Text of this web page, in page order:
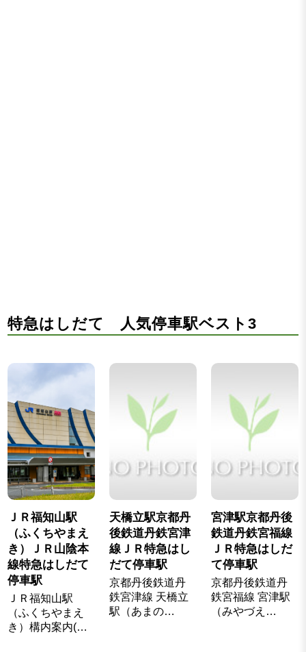
特急はしだて 人気停車駅ベスト3
ＪＲ福知山駅
（ふくちやまえ
き）ＪＲ山陰本
線特急はしだて
停車駅
ＪＲ福知山駅
（ふくちやまえ
き）構内案内(…
天橋立駅京都丹
後鉄道丹鉄宮津
線ＪＲ特急はし
だて停車駅
京都丹後鉄道丹
鉄宮津線 天橋立
駅（あまの…
宮津駅京都丹後
鉄道丹鉄宮福線
ＪＲ特急はしだ
て停車駅
京都丹後鉄道丹
鉄宮福線 宮津駅
（みやづえ…